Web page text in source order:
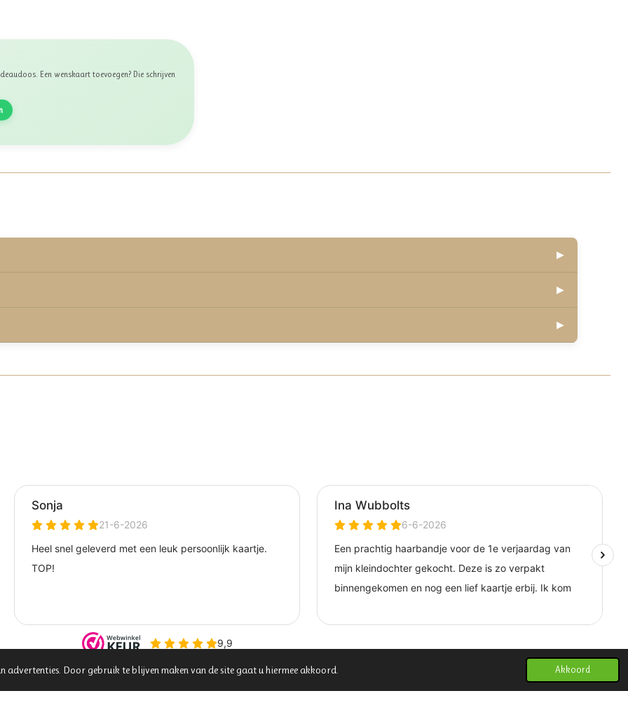
Door gebruik te blijven maken van de site gaat u hiermee akkoord. Akkoord
Een wenskaart toevoegen? Die schrijven
▶
▶
▶